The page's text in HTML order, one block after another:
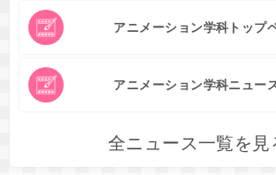
アニメーション学科トップ
アニメーション学科ニュー
全ニュース一覧を見